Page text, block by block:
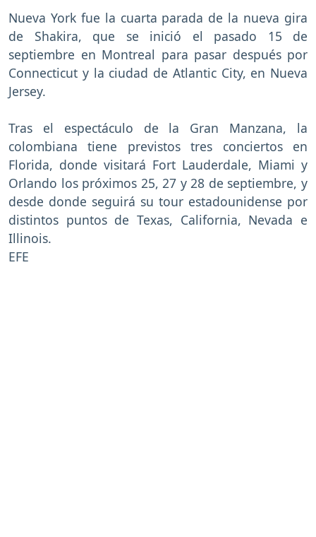
Nueva York fue la cuarta parada de la nueva gira
de Shakira, que se inició el pasado 15 de
septiembre en Montreal para pasar después por
Connecticut y la ciudad de Atlantic City, en Nueva
Jersey.
Tras el espectáculo de la Gran Manzana, la
colombiana tiene previstos tres conciertos en
Florida, donde visitará Fort Lauderdale, Miami y
Orlando los próximos 25, 27 y 28 de septiembre, y
desde donde seguirá su tour estadounidense por
distintos puntos de Texas, California, Nevada e
Illinois.
EFE